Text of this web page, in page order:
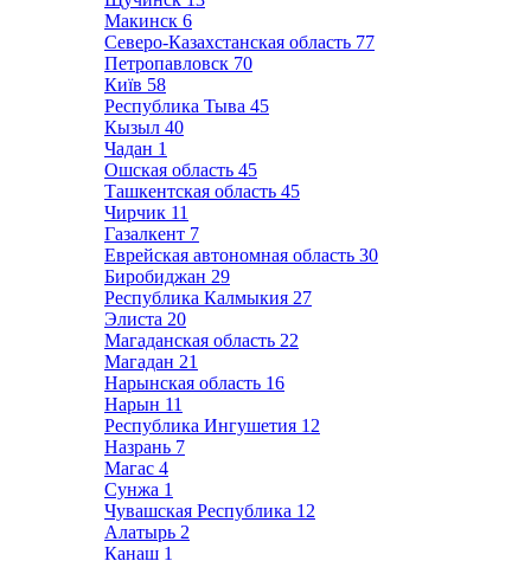
Макинск 6
Северо-Казахстанская область 77
Петропавловск 70
Київ 58
Республика Тыва 45
Кызыл 40
Чадан 1
Ошская область 45
Ташкентская область 45
Чирчик 11
Газалкент 7
Еврейская автономная область 30
Биробиджан 29
Республика Калмыкия 27
Элиста 20
Магаданская область 22
Магадан 21
Нарынская область 16
Нарын 11
Республика Ингушетия 12
Назрань 7
Магас 4
Сунжа 1
Чувашская Республика 12
Алатырь 2
Канаш 1